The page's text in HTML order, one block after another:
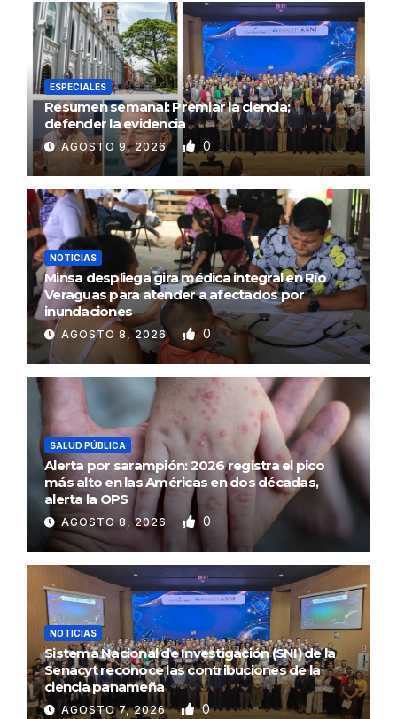
ESPECIALES
Resumen semanal: Premiar la ciencia;
defender la evidencia
AGOSTO 9, 2026 0
NOTICIAS
Minsa despliega gira médica integral en Río
Veraguas para atender a afectados por
inundaciones
AGOSTO 8, 2026 0
SALUD PÚBLICA
Alerta por sarampión: 2026 registra el pico
más alto en las Américas en dos décadas,
alerta la OPS
AGOSTO 8, 2026 0
NOTICIAS
Sistema Nacional de Investigación (SNI) de la
Senacyt reconoce las contribuciones de la
ciencia panameña
AGOSTO 7, 2026 0